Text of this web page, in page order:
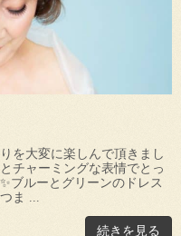
を大変に楽しんで頂きまし
チャーミングな表情でとっ
ブルーとグリーンのドレス
ま ...
続きを見る